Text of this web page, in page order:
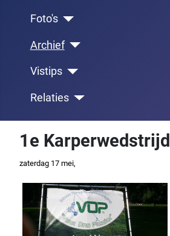
Foto's
Archief
Vistips
Relaties
1e Karperwedstrijd
zaterdag 17 mei,